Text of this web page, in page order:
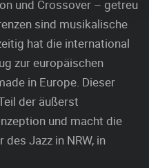
und Crossover – getreu
sind musikalische
hat die international
zur europäischen
in Europe. Dieser
der äußerst
und macht die
Jazz in NRW, in